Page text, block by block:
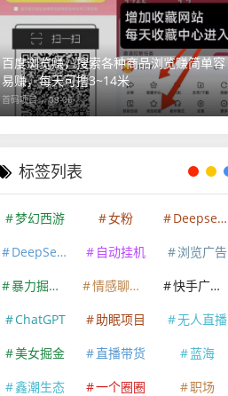
百度浏览赚，搜索各种商品浏览赚简单容
易赚，每天可撸3~14米
首码项目 ，08-06
标签列表
梦幻西游 女粉
Deepseek
DeepSeek
自动挂机
浏览广告
暴力掘金项目
情感聊天赛道
快手广告掘金
ChatGPT
助眠项目
无人直播
美女掘金
直播带货
蓝海
鑫潮生态
一个圈圈 职场